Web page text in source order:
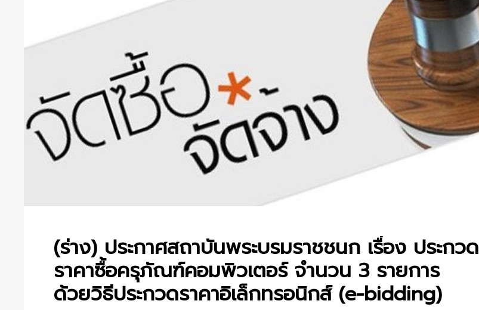
(ร่าง) ประกาศสถาบันพระบรมราชชนก เรื่อง ประกวด
ราคาซื้อครุภัณฑ์คอมพิวเตอร์ จำนวน 3 รายการ
ด้วยวิธีประกวดราคาอิเล็กทรอนิกส์ (e-bidding)